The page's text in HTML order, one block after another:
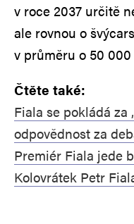
v roce 2037 určitě
ale rovnou o
v průměru o 50
Čtěte také:
Fiala se pokládá za
odpovědnost za
Premiér Fiala jede
Kolovrátek Petr